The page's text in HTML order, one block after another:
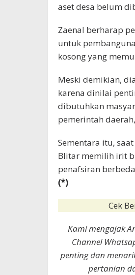
aset desa belum
Zaenal berharap
untuk
kosong yang
Meski demikian,
karena dinilai
dibutuhkan
pemerintah
Sementara itu,
Blitar memilih irit
penafsiran
(*)
Cek
Kami mengajak
Channel
penting dan
pertanian